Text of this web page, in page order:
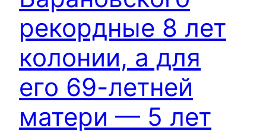
рекордные 8 лет
колонии, а для
его 69-летней
матери — 5 лет